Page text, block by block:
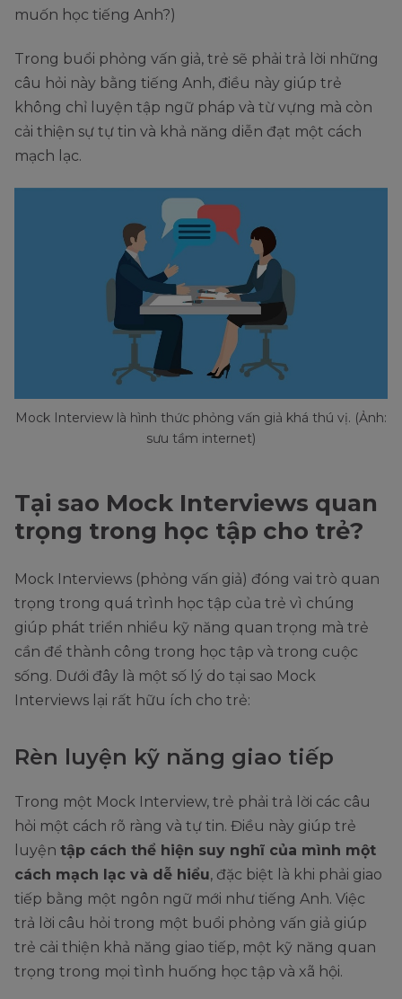
muốn học tiếng Anh?)
Trong buổi phỏng vấn giả, trẻ sẽ phải trả lời những
câu hỏi này bằng tiếng Anh, điều này giúp trẻ
không chỉ luyện tập ngữ pháp và từ vựng mà còn
cải thiện sự tự tin và khả năng diễn đạt một cách
mạch lạc.
Mock Interview là hình thức phỏng vấn giả khá thú vị. (Ảnh:
sưu tầm internet)
Tại sao Mock Interviews quan
trọng trong học tập cho trẻ?
Mock Interviews (phỏng vấn giả) đóng vai trò quan
trọng trong quá trình học tập của trẻ vì chúng
giúp phát triển nhiều kỹ năng quan trọng mà trẻ
cần để thành công trong học tập và trong cuộc
sống. Dưới đây là một số lý do tại sao Mock
Interviews lại rất hữu ích cho trẻ:
Rèn luyện kỹ năng giao tiếp
Trong một Mock Interview, trẻ phải trả lời các câu
hỏi một cách rõ ràng và tự tin. Điều này giúp trẻ
luyện tập cách thể hiện suy nghĩ của mình một
cách mạch lạc và dễ hiểu, đặc biệt là khi phải giao
tiếp bằng một ngôn ngữ mới như tiếng Anh. Việc
trả lời câu hỏi trong một buổi phỏng vấn giả giúp
trẻ cải thiện khả năng giao tiếp, một kỹ năng quan
trọng trong mọi tình huống học tập và xã hội.